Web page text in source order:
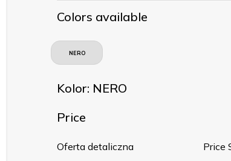
Colors available
NERO
Kolor: NERO
Price
Oferta detaliczna Price